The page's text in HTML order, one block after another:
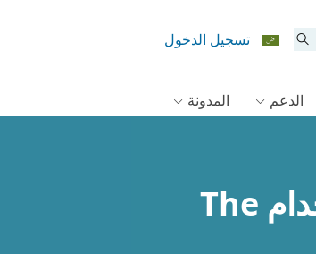
تسجيل الدخول
الدعم المدونة
المتعاقدون الذين يمكنهم بناء مواقع متعددة اللغات باستخدام The